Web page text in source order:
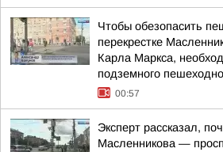
Чтобы обезопасить
перекрестке
Карла Маркса,
подземного
00:57
Эксперт рассказал,
Масленникова —